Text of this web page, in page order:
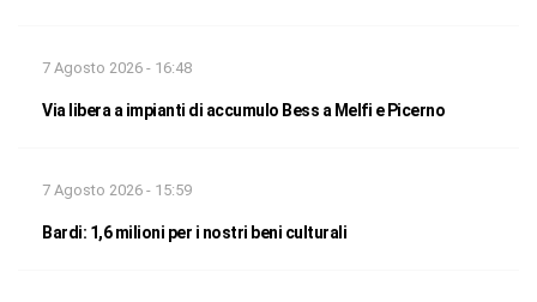
7 Agosto 2026 - 16:48
Via libera a impianti di accumulo Bess a Melfi e Picerno
7 Agosto 2026 - 15:59
Bardi: 1,6 milioni per i nostri beni culturali